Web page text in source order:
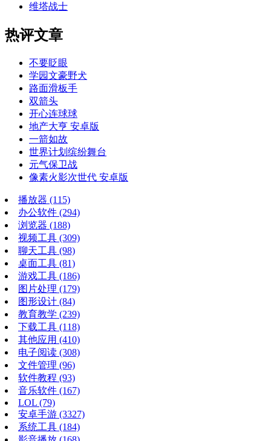
维塔战士
热评文章
不要眨眼
学园文豪野犬
路面滑板手
双箭头
开心连球球
地产大亨 安卓版
一箭如故
世界计划缤纷舞台
元气保卫战
像素火影次世代 安卓版
播放器 (115)
办公软件 (294)
浏览器 (188)
视频工具 (309)
聊天工具 (98)
桌面工具 (81)
游戏工具 (186)
图片处理 (179)
图形设计 (84)
教育教学 (239)
下载工具 (118)
其他应用 (410)
电子阅读 (308)
文件管理 (96)
软件教程 (93)
音乐软件 (167)
LOL (79)
安卓手游 (3327)
系统工具 (184)